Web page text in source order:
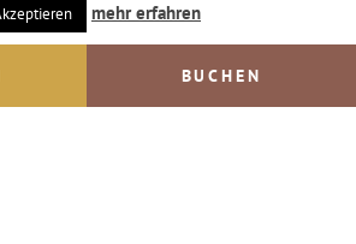
BUCHEN
mehr erfahren